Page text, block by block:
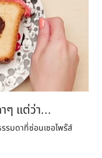
ๆ แต่ว่า...
รมดาที่ซ่อนเซอไพร๊ส์